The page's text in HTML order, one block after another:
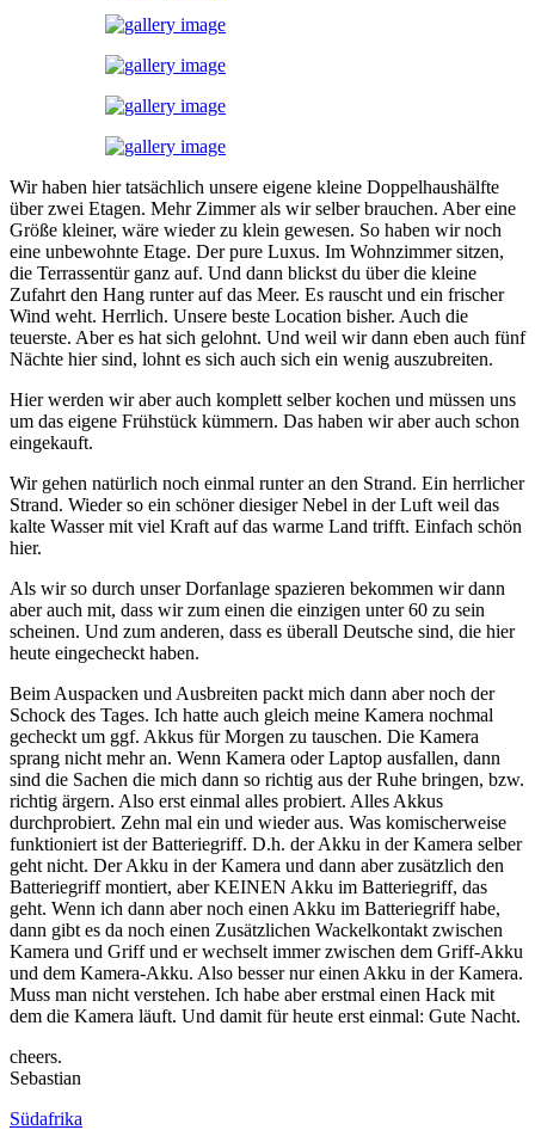
Wir haben hier tatsächlich unsere eigene kleine Doppelhaushälfte
über zwei Etagen. Mehr Zimmer als wir selber brauchen. Aber eine
Größe kleiner, wäre wieder zu klein gewesen. So haben wir noch
eine unbewohnte Etage. Der pure Luxus. Im Wohnzimmer sitzen,
die Terrassentür ganz auf. Und dann blickst du über die kleine
Zufahrt den Hang runter auf das Meer. Es rauscht und ein frischer
Wind weht. Herrlich. Unsere beste Location bisher. Auch die
teuerste. Aber es hat sich gelohnt. Und weil wir dann eben auch fünf
Nächte hier sind, lohnt es sich auch sich ein wenig auszubreiten.
Hier werden wir aber auch komplett selber kochen und müssen uns
um das eigene Frühstück kümmern. Das haben wir aber auch schon
eingekauft.
Wir gehen natürlich noch einmal runter an den Strand. Ein herrlicher
Strand. Wieder so ein schöner diesiger Nebel in der Luft weil das
kalte Wasser mit viel Kraft auf das warme Land trifft. Einfach schön
hier.
Als wir so durch unser Dorfanlage spazieren bekommen wir dann
aber auch mit, dass wir zum einen die einzigen unter 60 zu sein
scheinen. Und zum anderen, dass es überall Deutsche sind, die hier
heute eingecheckt haben.
Beim Auspacken und Ausbreiten packt mich dann aber noch der
Schock des Tages. Ich hatte auch gleich meine Kamera nochmal
gecheckt um ggf. Akkus für Morgen zu tauschen. Die Kamera
sprang nicht mehr an. Wenn Kamera oder Laptop ausfallen, dann
sind die Sachen die mich dann so richtig aus der Ruhe bringen, bzw.
richtig ärgern. Also erst einmal alles probiert. Alles Akkus
durchprobiert. Zehn mal ein und wieder aus. Was komischerweise
funktioniert ist der Batteriegriff. D.h. der Akku in der Kamera selber
geht nicht. Der Akku in der Kamera und dann aber zusätzlich den
Batteriegriff montiert, aber KEINEN Akku im Batteriegriff, das
geht. Wenn ich dann aber noch einen Akku im Batteriegriff habe,
dann gibt es da noch einen Zusätzlichen Wackelkontakt zwischen
Kamera und Griff und er wechselt immer zwischen dem Griff-Akku
und dem Kamera-Akku. Also besser nur einen Akku in der Kamera.
Muss man nicht verstehen. Ich habe aber erstmal einen Hack mit
dem die Kamera läuft. Und damit für heute erst einmal: Gute Nacht.
cheers.
Sebastian
Südafrika